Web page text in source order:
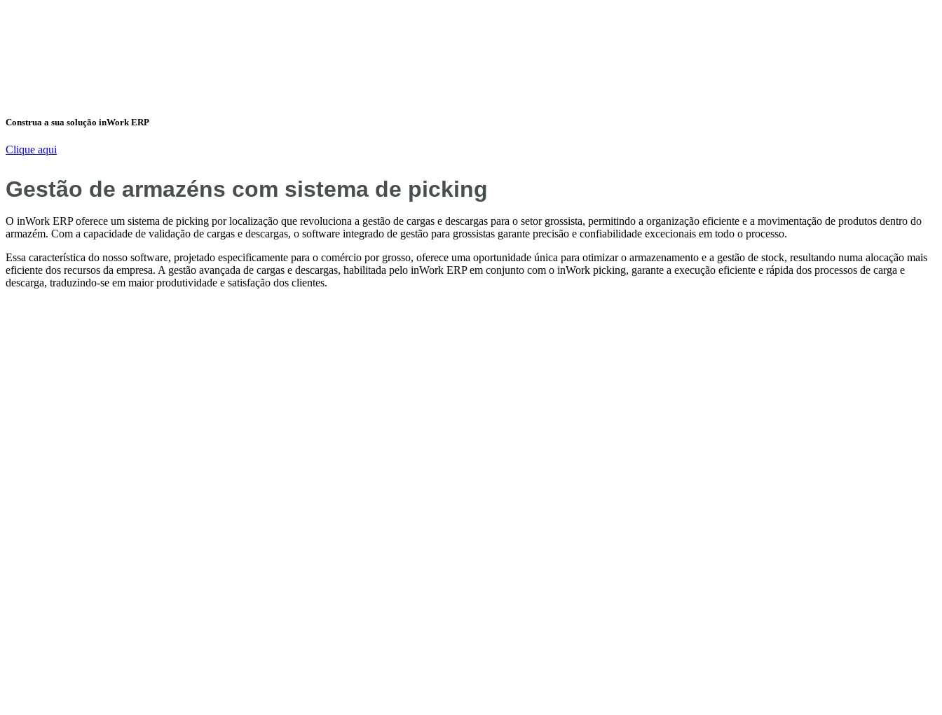
Construa a sua solução inWork ERP
Clique aqui
Gestão de armazéns com sistema de picking
O inWork ERP oferece um sistema de picking por localização que revoluciona a gestão de cargas e descargas para o setor grossista, permitindo a organização eficiente e a movimentação de produtos dentro do
armazém. Com a capacidade de validação de cargas e descargas, o software integrado de gestão para grossistas garante precisão e confiabilidade excecionais em todo o processo.
Essa característica do nosso software, projetado especificamente para o comércio por grosso, oferece uma oportunidade única para otimizar o armazenamento e a gestão de stock, resultando numa alocação mais
eficiente dos recursos da empresa. A gestão avançada de cargas e descargas, habilitada pelo inWork ERP em conjunto com o inWork picking, garante a execução eficiente e rápida dos processos de carga e
descarga, traduzindo-se em maior produtividade e satisfação dos clientes.